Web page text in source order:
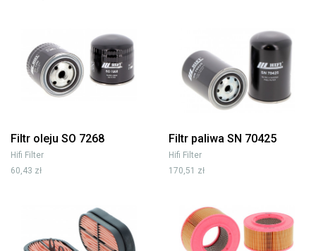
Filtr oleju SO 7268
Hifi Filter
60,43 zł
Filtr paliwa SN 70425
Hifi Filter
170,51 zł